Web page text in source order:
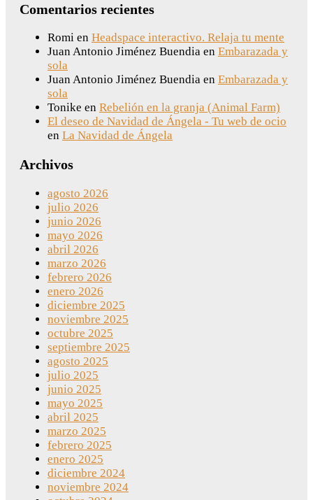
Comentarios recientes
Romi en Headspace interactivo. Relaja tu mente
Juan Antonio Jiménez Buendia en Embarazada y
sola
Juan Antonio Jiménez Buendia en Embarazada y
sola
Tonike en Rebelión en la granja (Animal Farm)
El deseo de Navidad de Ángela - Tu web de ocio
en La Navidad de Ángela
Archivos
agosto 2026
julio 2026
junio 2026
mayo 2026
abril 2026
marzo 2026
febrero 2026
enero 2026
diciembre 2025
noviembre 2025
octubre 2025
septiembre 2025
agosto 2025
julio 2025
junio 2025
mayo 2025
abril 2025
marzo 2025
febrero 2025
enero 2025
diciembre 2024
noviembre 2024